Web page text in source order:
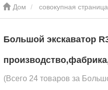
Дом совокупная страница
Большой экскаватор
(Всего 24 товаров за